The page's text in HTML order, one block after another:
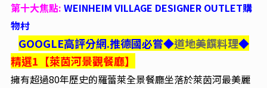
第十大焦點: WEINHEIM VILLAGE DESIGNER OUTLET購
物村
GOOGLE高評分網.推德國必嘗◆道地美饌料理◆
精選1【萊茵河景觀餐廳】
擁有超過80年歷史的羅蕾萊全景餐廳坐落於萊茵河最美麗